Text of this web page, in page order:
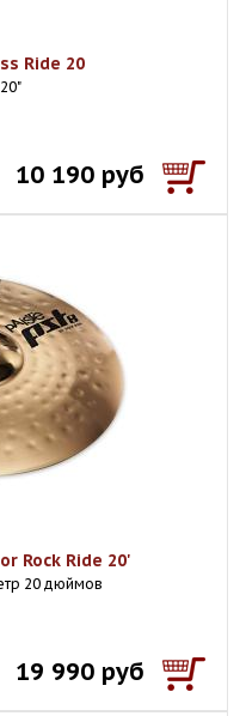
Ride 20
10 190 руб
Rock Ride 20'
20 дюймов
19 990 руб